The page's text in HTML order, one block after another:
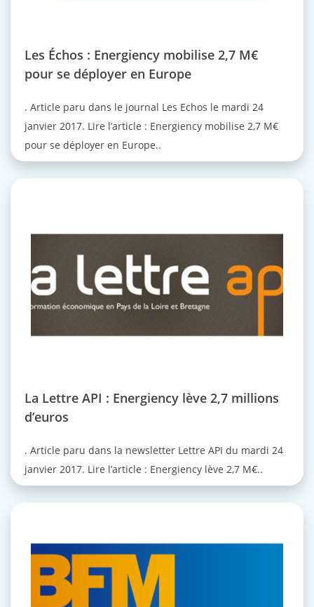
Les Échos : Energiency mobilise 2,7 M€
pour se déployer en Europe
. Article paru dans le journal Les Echos le mardi 24
janvier 2017. Lire l’article : Energiency mobilise 2,7 M€
pour se déployer en Europe..
La Lettre API : Energiency lève 2,7 millions
d’euros
. Article paru dans la newsletter Lettre API du mardi 24
janvier 2017. Lire l’article : Energiency lève 2,7 M€..